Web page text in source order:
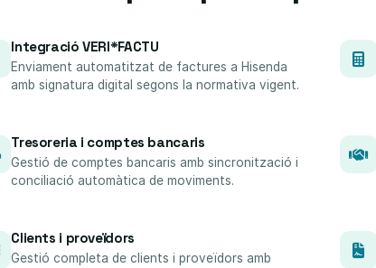
Integració VERI*FACTU
Enviament automatitzat de factures a Hisenda
amb signatura digital segons la normativa vigent.
Tresoreria i comptes bancaris
Gestió de comptes bancaris amb sincronització i
conciliació automàtica de moviments.
Clients i proveïdors
Gestió completa de clients i proveïdors amb